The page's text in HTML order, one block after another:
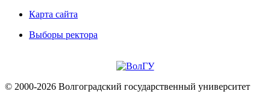
Карта сайта
Выборы ректора
© 2000-2026 Волгоградский государственный университет